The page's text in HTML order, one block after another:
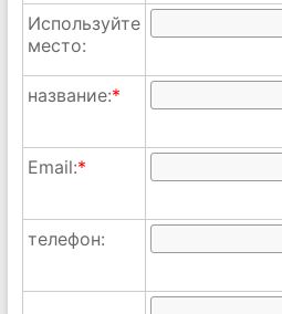
Используйте
место:
название:*
Email:*
телефон: